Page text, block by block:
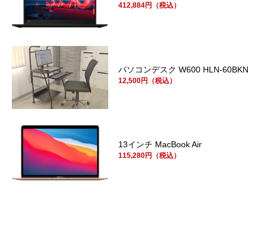
412,884円（税込）
パソコンデスク W600 HLN-60BKN
12,500円（税込）
13インチ MacBook Air
115,280円（税込）